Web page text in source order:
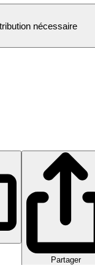
nécessaire
Partager